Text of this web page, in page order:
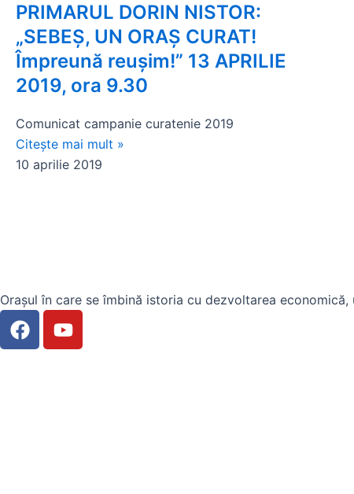
PRIMARUL DORIN NISTOR:
„SEBEŞ, UN ORAŞ CURAT!
Împreună reuşim!” 13 APRILIE
2019, ora 9.30
Comunicat campanie curatenie 2019
Citește mai mult »
10 aprilie 2019
Orașul în care se îmbină istoria cu dezvoltarea
F
a
Y
o